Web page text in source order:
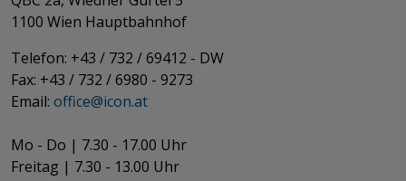
​​​​​​​1100 Wien Hauptbahnhof
Telefon: +43 / 732 / 69412 - DW
Fax: +43 / 732 / 6980 - 9273
​​​​​​​Email: office@­icon.at
Mo - Do | 7.30 - 17.00 Uhr
Freitag | 7.30 - 13.00 Uhr​​​​​​​